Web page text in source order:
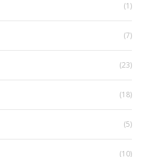
(1)
(7)
(23)
(18)
(5)
(10)